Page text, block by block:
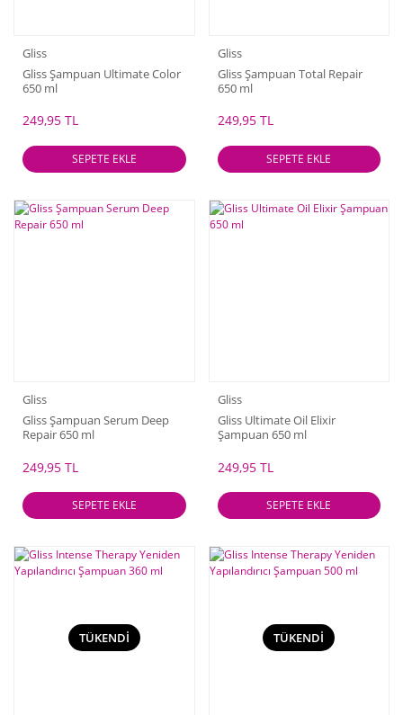
Gliss
Gliss Şampuan Ultimate Color
650 ml
249,95 TL
SEPETE EKLE
Gliss
Gliss Şampuan Total Repair
650 ml
249,95 TL
SEPETE EKLE
Gliss
Gliss Şampuan Serum Deep
Repair 650 ml
249,95 TL
SEPETE EKLE
Gliss
Gliss Ultimate Oil Elixir
Şampuan 650 ml
249,95 TL
SEPETE EKLE
TÜKENDİ TÜKENDİ